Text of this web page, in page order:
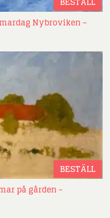
Nybroviken –
BESTÄLL
på gården –